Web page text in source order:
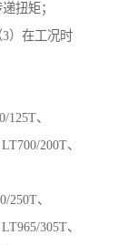
扭矩；
3）在工况时
、
200T、
250T、
305T、